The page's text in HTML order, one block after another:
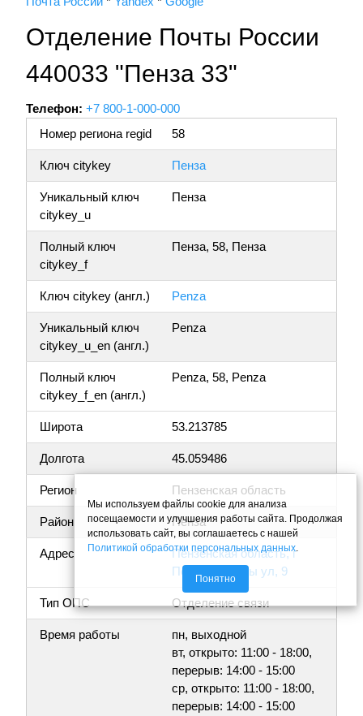
Отделение Почты России
440033 "Пенза 33"
Телефон: +7 800-1-000-000
Номер региона regid
58
Ключ citykey Пенза
Уникальный ключ
citykey_u
Пенза
Полный ключ
citykey_f
Пенза, 58, Пенза
Ключ citykey (англ.) Penza
Уникальный ключ
citykey_u_en (англ.)
Penza
Полный ключ
citykey_f_en (англ.)
Penza, 58, Penza
Широта 53.213785
Долгота 45.059486
Регион Пензенская область
Район Пенза
Адрес
Пензенская область, г
Пенза, Дружбы ул, 9
Тип ОПС Отделение связи
Время работы
пн, выходной
вт, открыто: 11:00 - 18:00,
перерыв: 14:00 - 15:00
ср, открыто: 11:00 - 18:00,
перерыв: 14:00 - 15:00
Мы используем файлы cookie для анализа
посещаемости и улучшения работы сайта. Продолжая
использовать сайт, вы соглашаетесь с нашей
Политикой обработки персональных данных.
Понятно